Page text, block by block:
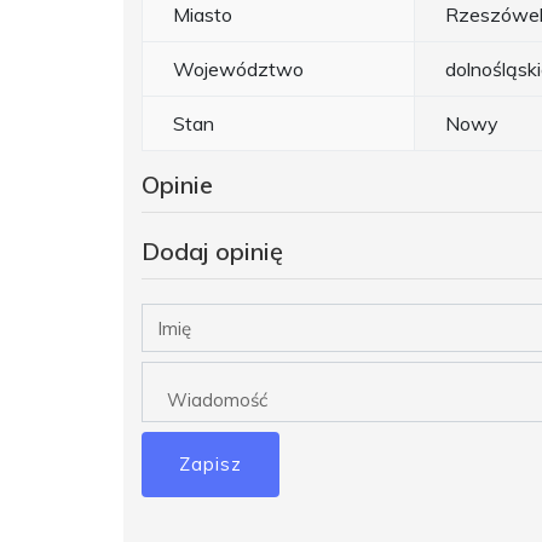
Miasto
Województwo
Stan Nowy
Opinie
Dodaj opinię
Zapisz